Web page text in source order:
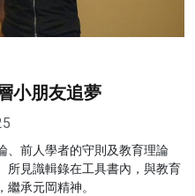
小朋友追夢
、前人學者的守則及教育理論
所見識輯錄在工具書內，與教育
承元岡精神。